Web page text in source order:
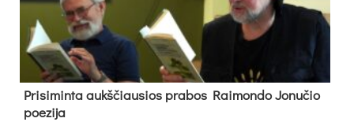
Pri­si­min­ta aukš­čiau­sios pra­bos Rai­mon­do Jo­nu­čio
poe­zi­ja